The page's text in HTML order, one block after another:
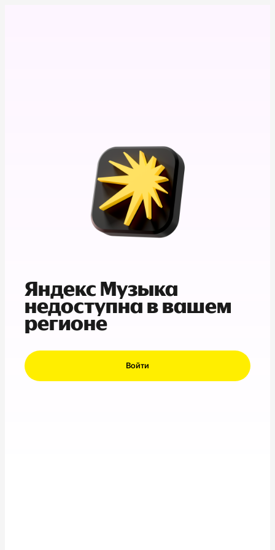
Яндекс Музыка
недоступна в вашем
регионе
Войти